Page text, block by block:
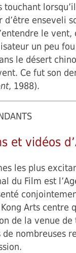
touchant
enseveli
le vent,
un peu
le désert
Ce fut son
, 1988).
et vidéos
les plus
du Film est
Arts centre
de la venue de
nombreuses